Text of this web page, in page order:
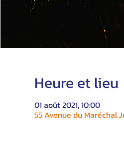
Heure et lieu
01 août 2021, 10:00
55 Avenue du Maréchal